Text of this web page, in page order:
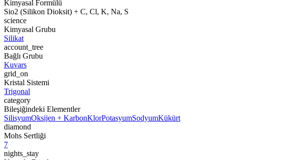
Kimyasal Formülü
Sio2 (Silikon Dioksit) + C, Cl, K, Na, S
science
Kimyasal Grubu
Silikat
account_tree
Bağlı Grubu
Kuvars
grid_on
Kristal Sistemi
Trigonal
category
Bileşiğindeki Elementler
SilisyumOksijen + KarbonKlorPotasyumSodyumKükürt
diamond
Mohs Sertliği
7
nights_stay